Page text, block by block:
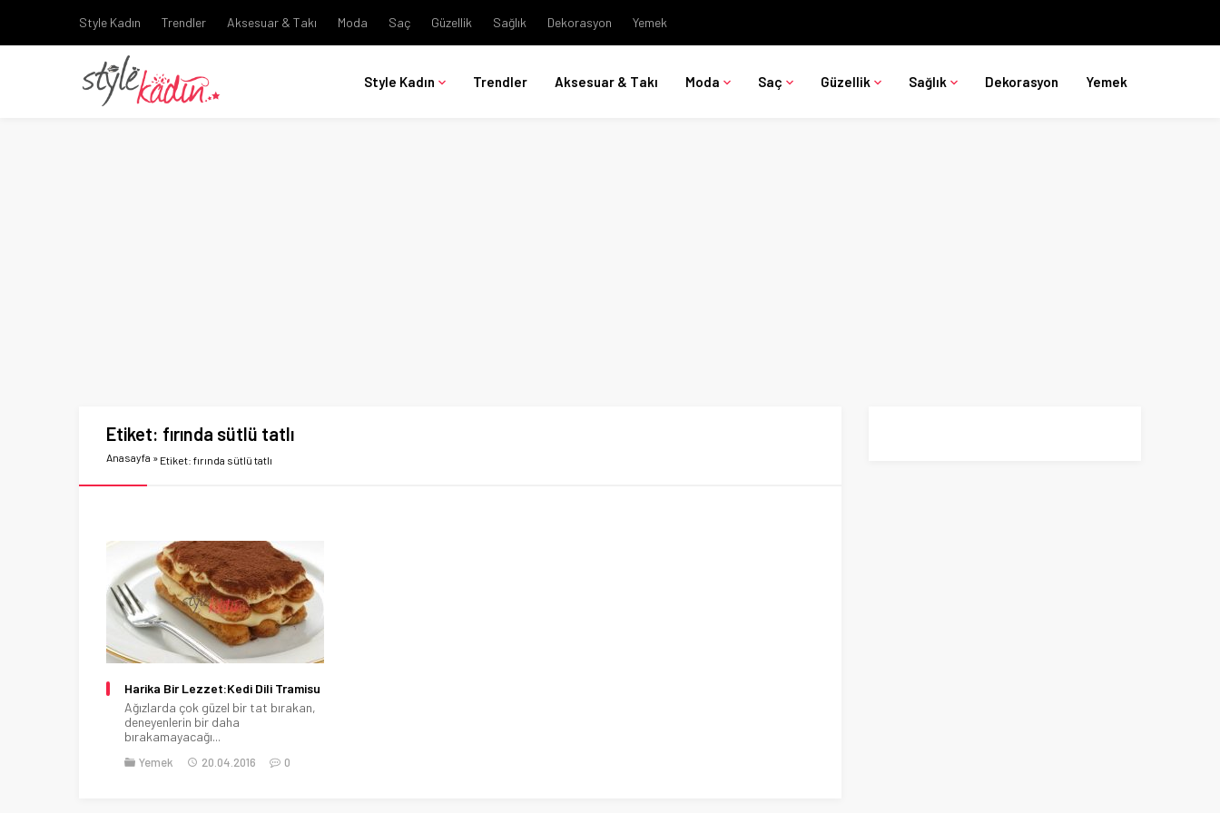
Style Kadın Trendler Aksesuar & Takı Moda Saç Güzellik Sağlık Dekorasyon Yemek
Style Kadın Trendler Aksesuar & Takı Moda Saç Güzellik Sağlık Dekorasyon Yemek
Etiket: fırında sütlü tatlı
Anasayfa » Etiket: fırında sütlü tatlı
Harika Bir Lezzet:Kedi Dili Tramisu
Ağızlarda çok güzel bir tat bırakan,
deneyenlerin bir daha
bırakamayacağı...
Yemek 20.04.2016 0